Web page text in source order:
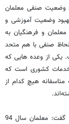
وضعیت صنفی معلمان
وضعیت آموزشی و
و فرهنگیان به
صنفی با هم متحد
یکی از وعده هایی که
خدمات کشوری است که
هیچ کدام از
او در ادامه به سایر وعده های محقق نشده اشاره کرد و گفت: معلمان سال 94